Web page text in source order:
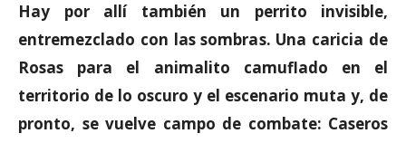
Hay por allí también un perrito invisible,
entremezclado con las sombras. Una caricia de
Rosas para el animalito camuflado en el
territorio de lo oscuro y el escenario muta y, de
pronto, se vuelve campo de combate: Caseros